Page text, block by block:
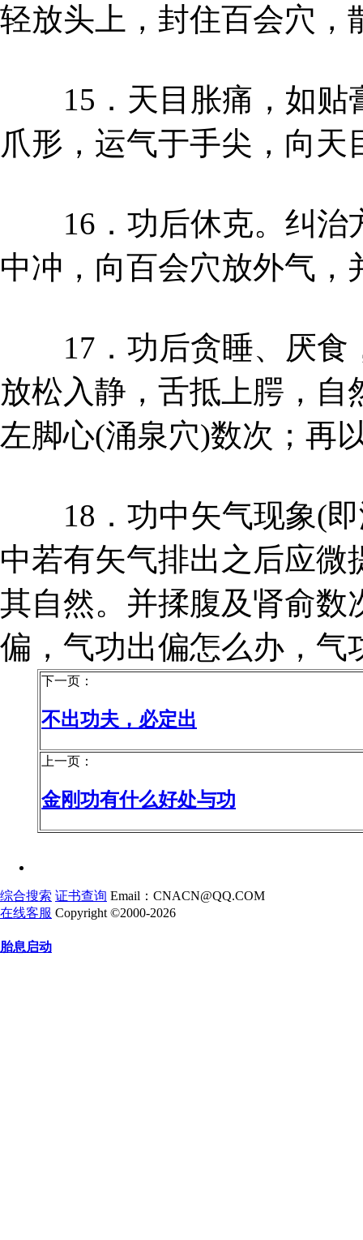
轻放头上，封住百会穴，
15．天目胀痛，如贴
爪形，运气于手尖，向天
16．功后休克。纠治
中冲，向百会穴放外气，
17．功后贪睡、厌食
放松入静，舌抵上腭，
左脚心(涌泉穴)数次；再
18．功中矢气现象(即
中若有矢气排出之后应
其自然。并揉腹及肾俞数
偏，气功出偏怎么办，气
下一页：
不出功夫，必定出
上一页：
金刚功有什么好处与功
综合搜索 证书查询 Email：CNACN@QQ.COM
在线客服 Copyright ©2000-2026
胎息启动